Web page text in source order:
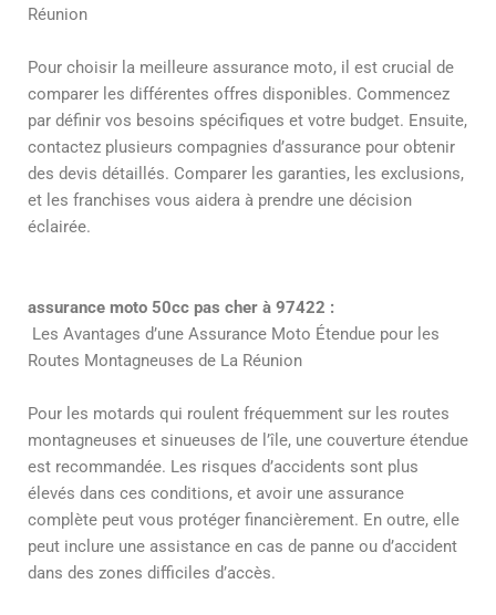
Réunion
Pour choisir la meilleure assurance moto, il est crucial de
comparer les différentes offres disponibles. Commencez
par définir vos besoins spécifiques et votre budget. Ensuite,
contactez plusieurs compagnies d’assurance pour obtenir
des devis détaillés. Comparer les garanties, les exclusions,
et les franchises vous aidera à prendre une décision
éclairée.
assurance moto 50cc pas cher à 97422 :
Les Avantages d’une Assurance Moto Étendue pour les
Routes Montagneuses de La Réunion
Pour les motards qui roulent fréquemment sur les routes
montagneuses et sinueuses de l’île, une couverture étendue
est recommandée. Les risques d’accidents sont plus
élevés dans ces conditions, et avoir une assurance
complète peut vous protéger financièrement. En outre, elle
peut inclure une assistance en cas de panne ou d’accident
dans des zones difficiles d’accès.